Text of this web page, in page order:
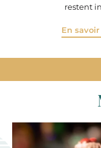
restent
En